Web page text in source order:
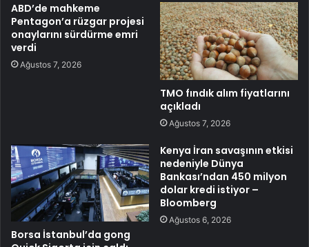
ABD’de mahkeme
Pentagon’a rüzgar projesi
onaylarını sürdürme emri
verdi
Ağustos 7, 2026
TMO fındık alım fiyatlarını
açıkladı
Ağustos 7, 2026
Borsa İstanbul’da gong
Kenya İran savaşının etkisi
nedeniyle Dünya
Bankası’ndan 450 milyon
dolar kredi istiyor –
Bloomberg
Ağustos 6, 2026